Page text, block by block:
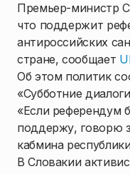
Премьер-министр
что поддержит
антироссийских
стране, сообщает
Об этом политик
«Субботние
«Если референдум
поддержу, говорю
кабмина
В Словакии